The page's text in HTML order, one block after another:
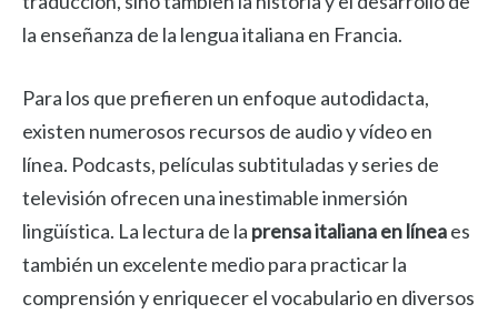
la enseñanza de la lengua italiana en Francia.
Para los que prefieren un enfoque autodidacta,
existen numerosos recursos de audio y vídeo en
línea. Podcasts, películas subtituladas y series de
televisión ofrecen una inestimable inmersión
lingüística. La lectura de la prensa italiana en líneaes
también un excelente medio para practicar la
comprensión y enriquecer el vocabulario en diversos